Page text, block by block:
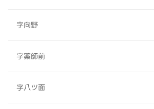
字向野
字薬師前
字八ツ面